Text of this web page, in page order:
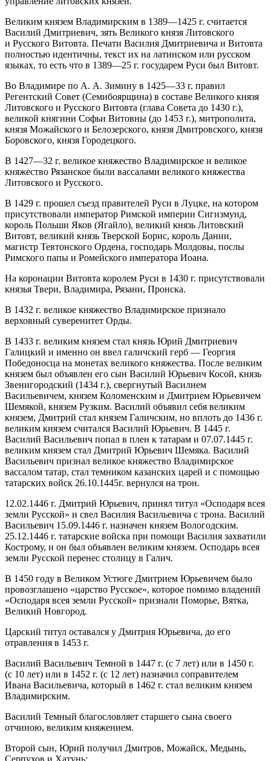
Великим князем Владимирским в 1389—1425 г. считается
Василий Дмитриевич, зять Великого князя Литовского
и Русского Витовта. Печати Василия Дмитриевича и Витовта
полностью идентичны, текст их на латинском или русском
языках, то есть что в 1389—25 г. государем Руси был Витовт.
Во Владимире по А. А. Зимину в 1425—33 г. правил
Регентский Совет (Семибоярщина) в составе Великого князя
Литовского и Русского Витовта (глава Совета до 1430 г.),
великой княгини Софьи Витовны (до 1453 г.), митрополита,
князя Можайского и Белозерского, князя Дмитровского, князя
Боровского, князя Городецкого.
В 1427—32 г. великое княжество Владимирское и великое
княжество Рязанское были вассалами великого княжества
Литовского и Русского.
В 1429 г. прошел съезд правителей Руси в Луцке, на котором
присутствовали император Римской империи Сигизмунд,
король Польши Яков (Ягайло), великий князь Литовский
Витовт, великий князь Тверской Борис, король Дании,
магистр Тевтонского Ордена, господарь Молдовы, послы
Римского папы и Ромейского императора Иоана.
На коронации Витовта королем Руси в 1430 г. присутствовали
князья Твери, Владимира, Рязани, Пронска.
В 1432 г. великое княжество Владимирское признало
верховный суверенитет Орды.
В 1433 г. великим князем стал князь Юрий Дмитриевич
Галицкий и именно он ввел галичский герб — Георгия
Победоносца на монетах великого княжества. После великим
князем был объявлен его сын Василий Юрьевич Косой, князь
Звенигородский (1434 г.), свергнутый Василием
Васильевичем, князем Коломенским и Дмитрием Юрьевичем
Шемякой, князем Рузким. Василий объявил себя великим
князем, Дмитрий стал князем Галичским, но вплоть до 1436 г.
великим князем считался Василий Юрьевич. В 1445 г.
Василий Васильевич попал в плен к татарам и 07.07.1445 г.
великим князем стал Дмитрий Юрьевич Шемяка. Василий
Васильевич признал великое княжество Владимирское
вассалом татар, стал темником казанских царей и с помощью
татарских войск 26.10.1445г. вернулся на трон.
12.02.1446 г. Дмитрий Юрьевич, принял титул «Осподаря всея
земли Русской» и свел Василия Васильевича с трона. Василий
Васильевич 15.09.1446 г. назначен князем Вологодским.
25.12.1446 г. татарские войска при помощи Василия захватили
Кострому, и он был объявлен великим князем. Осподарь всея
земли Русской перенес столицу в Галич.
В 1450 году в Великом Устюге Дмитрием Юрьевичем было
провозглашено «царство Русское», которое помимо владений
«Осподаря всея земли Русской» признали Поморье, Вятка,
Великий Новгород.
Царский титул оставался у Дмитрия Юрьевича, до его
отравления в 1453 г.
Василий Васильевич Темной в 1447 г. (с 7 лет) или в 1450 г.
(с 10 лет) или в 1452 г. (с 12 лет) назначил соправителем
Ивана Васильевича, который в 1462 г. стал великим князем
Владимирским.
Василий Темный благословляет старшего сына своего
отчиною, великим княжением.
Второй сын, Юрий получил Дмитров, Можайск, Медынь,